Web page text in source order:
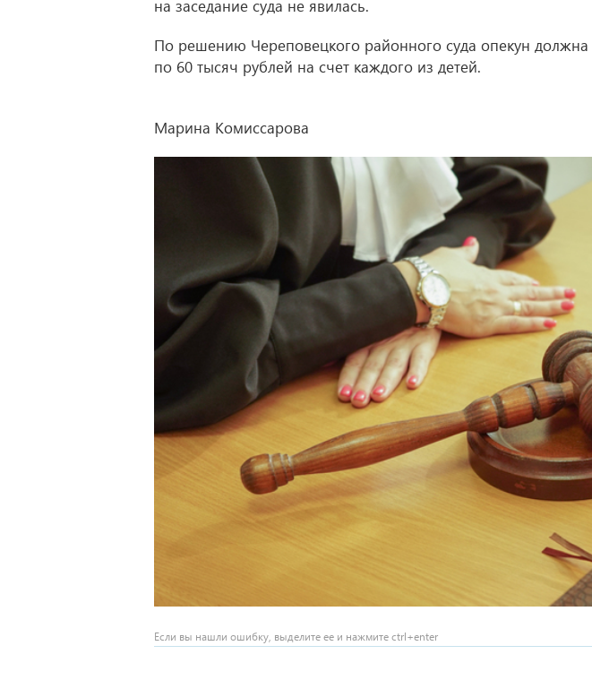
на заседание суда не явилась.
По решению Череповецкого районного суда опекун должна
по 60 тысяч рублей на счет каждого из детей.
Марина Комиссарова
Если вы нашли ошибку, выделите ее и нажмите ctrl+enter